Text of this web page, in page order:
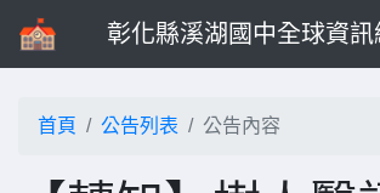
彰化縣溪湖國中全球資訊
首頁 公告列表 公告內容